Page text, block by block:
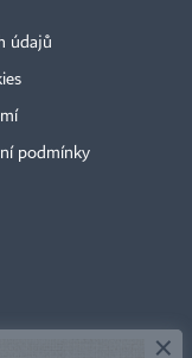
údajů
podmínky